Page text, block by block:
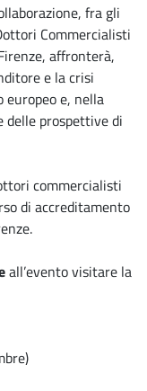
fra gli
Commercialisti
affronterà,
e la crisi
e, nella
delle prospettive di
commercialisti
di accreditamento
all’evento visitare la